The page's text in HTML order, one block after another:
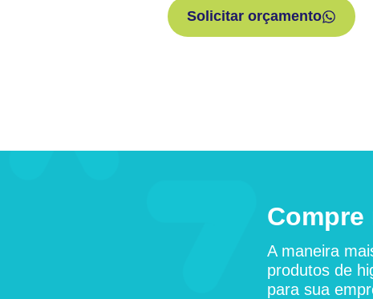
Solicitar orçamento
Compre
A maneira
produtos de
para sua